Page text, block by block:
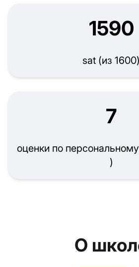
1590
sat (из 1600)
7
оценки по
)
О